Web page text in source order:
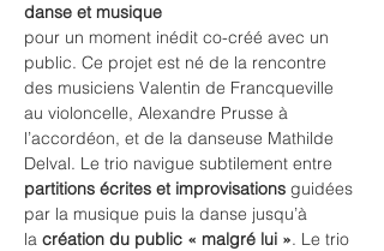
danse et musique
pour un moment inédit co-créé avec un
public. Ce projet est né de la rencontre
des musiciens Valentin de Francqueville
au violoncelle, Alexandre Prusse à
l’accordéon, et de la danseuse Mathilde
Delval. Le trio navigue subtilement entre
partitions écrites et improvisations guidées
par la musique puis la danse jusqu’à
la création du public « malgré lui ». Le trio